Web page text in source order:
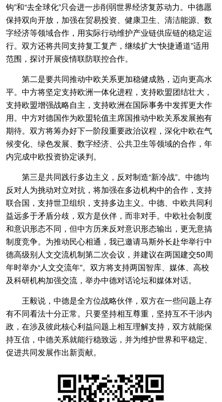
钩”和“去全球化”只会进一步削弱世界经济复苏动力。中德愿
保持双向开放，加强在贸易投资、健康卫生、清洁能源、数
字经济等领域合作，用实际行动维护产业链供应链的稳定运
行。双方还将共同支持复工复产，继续扩大“快捷通道”适用
范围，探讨开展疫情联防联控合作。
第二是要共同推动中欧关系更加稳健成熟，迈向更高水
平。中方将坚定支持欧洲一体化进程，支持欧盟团结壮大，
支持欧盟增强战略自主，支持欧洲在国际事务中发挥更大作
用。中方对德国作为欧盟轮值主席国推动中欧关系发展抱有
期待。双方将筹办好下一阶段重要政治议程，深化中欧在气
候变化、绿色发展、数字经济、公共卫生等领域的合作，年
内完成中欧投资协定谈判。
第三是共同践行多边主义，反对制造“新冷战”。中德均
反对人为挑动对立对抗，将加强在多边机构中的合作，支持
联合国，支持世卫组织，支持多边主义。中德、中欧共同利
益远多于矛盾分歧，双方是伙伴，而非对手。中欧社会制度
和意识形态不同，但中方历来反对意识形态输出，更无意搞
制度竞争。为推动民心相通，我已邀请马斯外长赴华举行中
德高级别人文交流机制第二次会议，并建议在两国建交50周
年时举办“人文交流年”。双方将支持两国智库、媒体、高校
及科研机构加强交流，举办中德对话论坛和媒体对话。
王毅说，中德是全方位战略伙伴，双方在一些问题上存
有不同看法十分正常。只要坚持相互尊重，坚持互不干涉内
政，在涉及彼此核心利益问题上相互理解支持，双方就能保
持互信，中德关系就能行稳致远，并为维护世界和平稳定、
促进共同发展作出新贡献。